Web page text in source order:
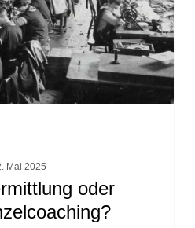
Mai 2025
oder